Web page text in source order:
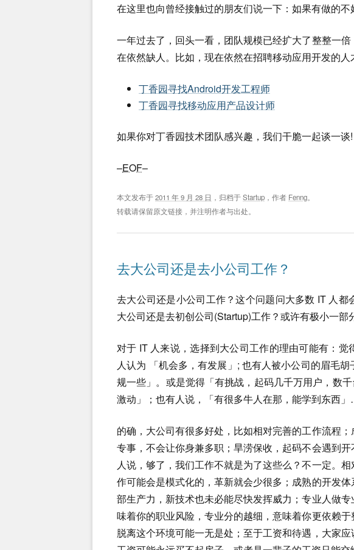
在这里也向曾经接触过的朋友们说一下：如果有做的不
一年过去了，回头一看，团队规模已经扩大了整整一
在依然缺人。比如，现在依然在招聘移动应用开发的人
丁香园寻找Android开发工程师
丁香园寻找移动应用产品设计师
如果你对丁香园技术团队感兴趣，我们干脆一起谈一谈!
–EOF–
本文发布于2011 年 9 月 28 日 ，归档于Startup ，作者 Fenng。
转载请保留原文链接，并注明作者与出处。
去大公司还是去小公司工作？
去大公司还是小公司工作？这个问题问大多数 IT 人
大公司还是去初创公司(Startup)工作？或许有极小一部
对于 IT 人来说，选择到大公司工作的理由可能有：
人认为 「机会多，有发展」; 也有人被小公司的眉毛
规一些」。或是觉得「有挑战，起码几千万用户，数
激动」；也有人说，「有很多牛人在那，能学到东西
的确，大公司有很多好处，比如相对完善的工作流程
专事，不会让你身兼多职；旱涝保收，起码不会遇到
人说，够了，我们工作不就是为了这些么？不一定。
作可能会是模式化的，革新就会少很多；成熟的开发
部生产力，新技术也未必能尽快发挥威力；专业人做
味着你的职业风险，专业分的越细，意味着你更依赖于
脱离这个环境可能一无是处；至于工资和待遇，大家